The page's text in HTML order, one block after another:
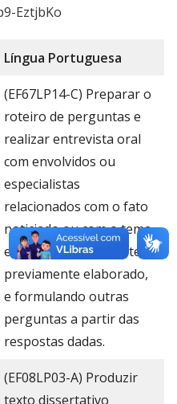
EztjbKo
Língua Portuguesa
(EF67LP14-C) Preparar o
roteiro de perguntas e
realizar entrevista oral
com envolvidos ou
especialistas
relacionados com o fato
noticiado ou com o tema
em pauta, usando roteiro
previamente elaborado,
e formulando outras
perguntas a partir das
respostas dadas.
(EF08LP03-A) Produzir
texto dissertativo